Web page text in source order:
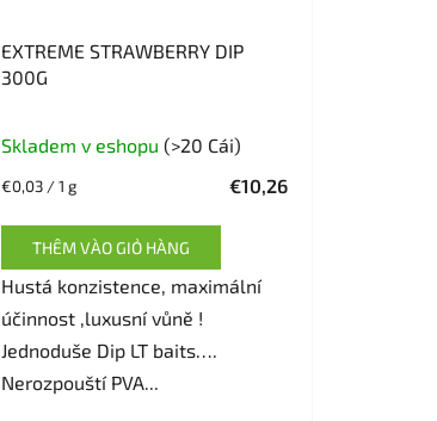
EXTREME STRAWBERRY DIP
300G
Skladem v eshopu (>20 Cái)
€10,26
Giá
lường:
€0,03 / 1 g
THÊM VÀO GIỎ HÀNG
Hustá konzistence, maximální
účinnost ,luxusní vůně !
Jednoduše Dip LT baits….
Nerozpouští PVA...